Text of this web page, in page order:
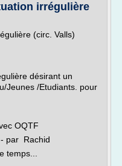
irrégulière
(circ. Valls)
désirant un
Jeunes /Etudiants. pour
OQTF
par Rachid
temps...